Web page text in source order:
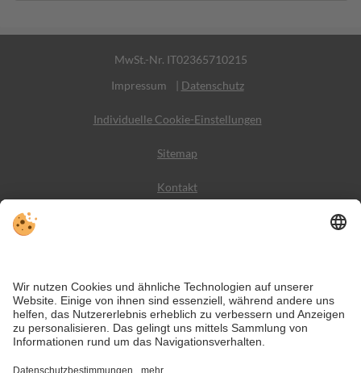
MwSt.-Nr. IT02365710215
Impressum
| Datenschutz
Individuelle Cookie-Einstellungen
Sitemap
Kontakt
VIVODolomiti ist das Reiseportal für unvergesslichen
Bergurlaub – mit Unterkünften und Angeboten in den